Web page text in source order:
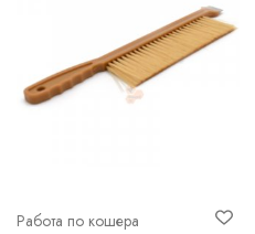
Работа по кошера